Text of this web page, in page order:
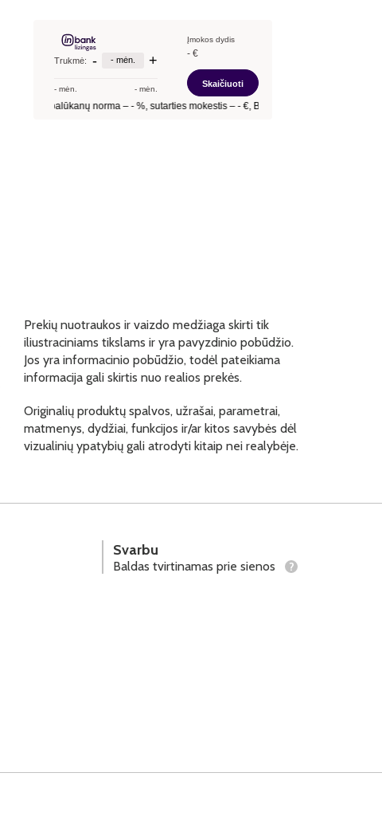
Prekių nuotraukos ir vaizdo medžiaga skirti tik
iliustraciniams tikslams ir yra pavyzdinio pobūdžio.
Jos yra informacinio pobūdžio, todėl pateikiama
informacija gali skirtis nuo realios prekės.
Originalių produktų spalvos, užrašai, parametrai,
matmenys, dydžiai, funkcijos ir/ar kitos savybės dėl
vizualinių ypatybių gali atrodyti kitaip nei realybėje.
Svarbu
Baldas tvirtinamas prie sienos ?